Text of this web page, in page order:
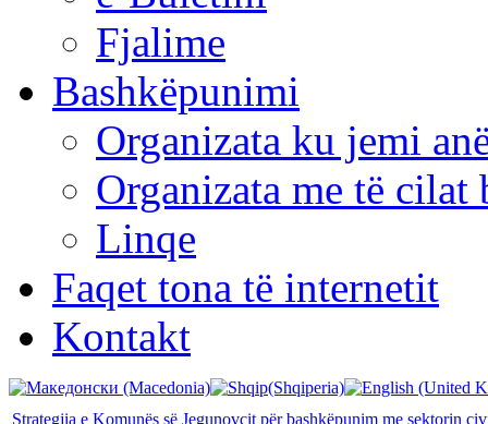
Fjalime
Bashkëpunimi
Organizata ku jemi
Organizata me të cilat
Linqe
Faqet tona të internetit
Kontakt
Strategjia e Komunës së Jegunovcit për bashkëpunim me sektorin